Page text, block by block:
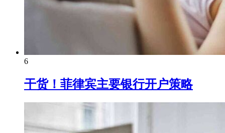
6
干货！菲律宾主要银行开户策略